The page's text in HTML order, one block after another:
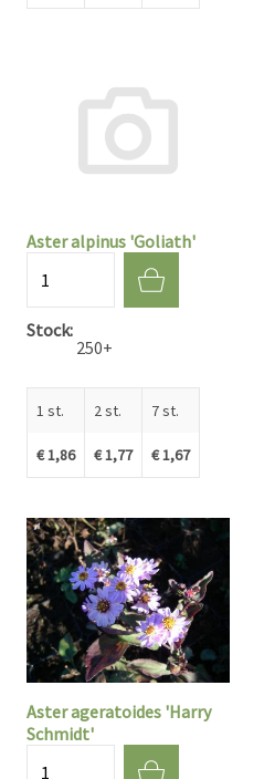
Aster alpinus 'Goliath'
Stock
250+
1 st.
€ 1,86
2 st.
€ 1,77
7 st.
€ 1,67
Aster ageratoides 'Harry
Schmidt'